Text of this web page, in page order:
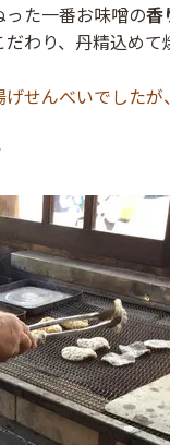
た一番お味噌の香
わり、丹精込めて
せんべいでした